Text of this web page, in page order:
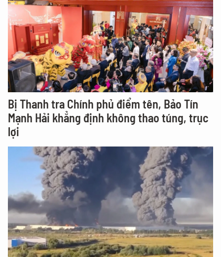
Bị Thanh tra Chính phủ điểm tên, Bảo Tín
Mạnh Hải khẳng định không thao túng, trục
lợi